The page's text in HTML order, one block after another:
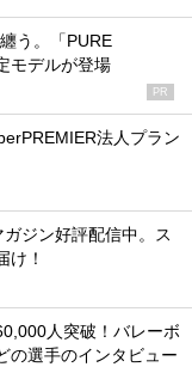
う。「PURE
モデルが登場
PR
法人プラン
ガジン好評配信中。ス
け！
人突破！バレーボ
の選手のインタビュー